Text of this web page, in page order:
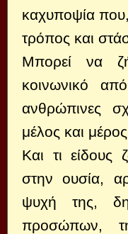
καχυποψία που,
τρόπος και
Μπορεί να
κοινωνικό
ανθρώπινες
μέλος και
Και τι είδους
στην ουσία,
ψυχή της,
προσώπων,